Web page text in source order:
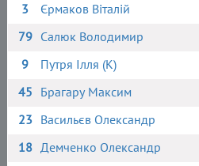
3
Єрмаков Віталій
79 Салюк Володимир
9
Путря Ілля (К)
45 Брагару Максим
23 Васильєв Олександр
18 Демченко Олександр